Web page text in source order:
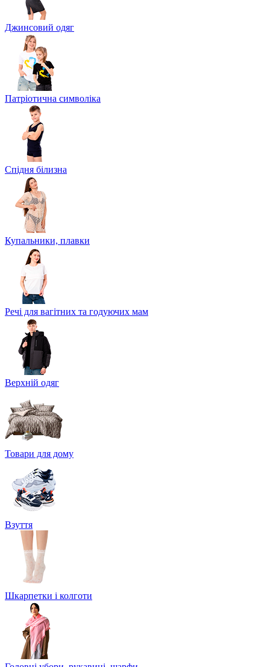
Джинсовий одяг
Патріотична символіка
Спідня білизна
Купальники, плавки
Речі для вагітних та годуючих мам
Верхній одяг
Товари для дому
Взуття
Шкарпетки і колготи